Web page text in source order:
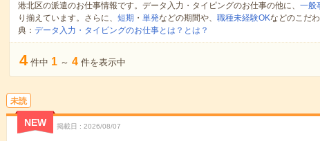
港北区の派遣のお仕事情報です。データ入力・タイピングのお仕事の他に、 一般
り揃えています。さらに、 短期 ・ 単発などの期間や、 職種未経験OKなどのこだ
典： データ入力・タイピングのお仕事とは？とは？
4 件中 1 ～ 4 件を表示中
未読
NEW 掲載日 2026/08/07